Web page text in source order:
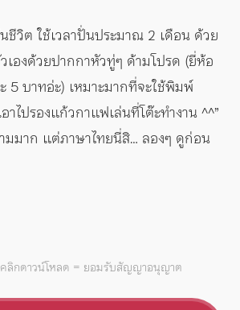
ชีวิต ใช้เวลาปั่นประมาณ 2 เดือน ด้วย
องด้วยปากกาหัวทู่ๆ ด้ามโปรด (ยี่ห้อ
5 บาทอ่ะ) เหมาะมากที่จะใช้พิมพ์
าไปรองแก้วกาแฟเล่นที่โต๊ะทำงาน ^^”
มมาก แต่ภาษาไทยนี่สิ… ลองๆ ดูก่อน
ลิกดาวน์โหลด = ยอมรับสัญญาอนุญาต